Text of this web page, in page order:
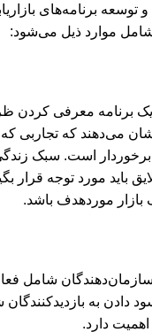
برنامه‌های
موارد ذیل می‌شود:
یک برنامه معرفی کردن
می‌دهند که تجاربی که
برخوردار است. سبک
مورد توجه قرار
موردهدف باشد.
شامل
دادن به
دارد.